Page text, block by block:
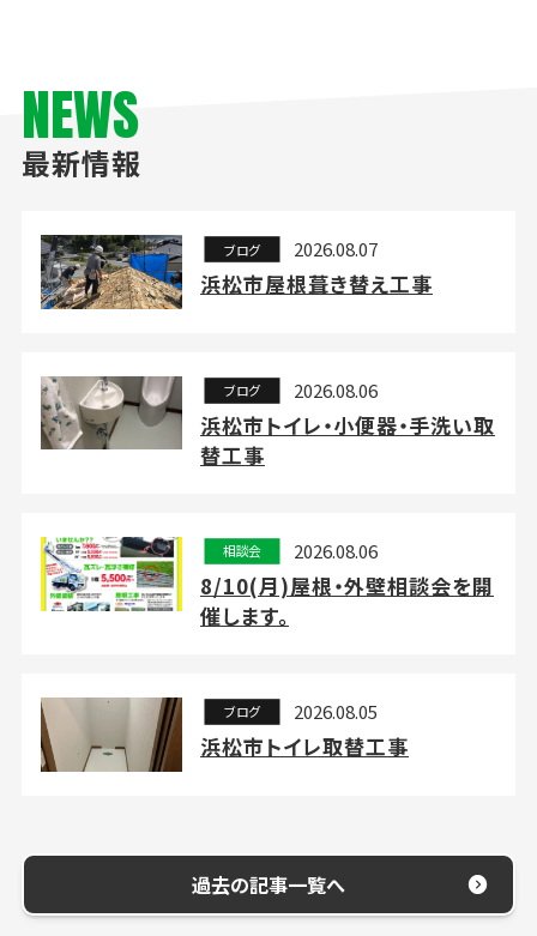
NEWS
最新情報
ブログ 2026.08.07
浜松市屋根葺き替え工事
ブログ 2026.08.06
浜松市トイレ・小便器・手洗い取
替工事
相談会 2026.08.06
8/10(月)屋根・外壁相談会を開
催します。
ブログ 2026.08.05
浜松市トイレ取替工事
過去の記事一覧へ